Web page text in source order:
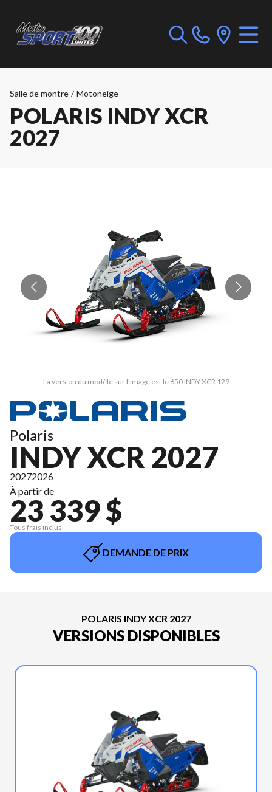
Salle de montre / Motoneige
POLARIS INDY XCR
2027
La version du modèle sur l'image est le 650 INDY XCR 129
Polaris
INDY XCR 2027
20272026
À partir de
23 339 $
Tous frais inclus
DEMANDE DE PRIX
POLARIS INDY XCR 2027
VERSIONS DISPONIBLES